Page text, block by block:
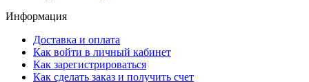
Информация
Доставка и оплата
Как войти в личный кабинет
Как зарегистрироваться
Как сделать заказ и получить счет